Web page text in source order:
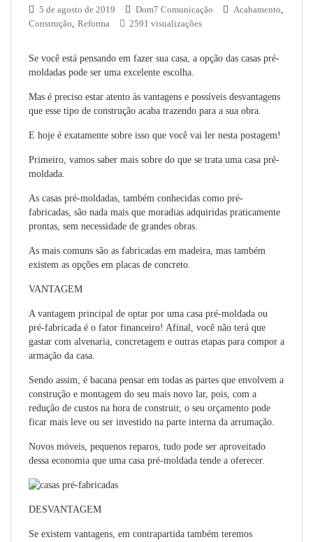
5 de agosto de 2019 Dom7 Comunicação Acabamento,
Construção, Reforma 2591 visualizações
Se você está pensando em fazer sua casa, a opção das casas pré-
moldadas pode ser uma excelente escolha.
Mas é preciso estar atento às vantagens e possíveis desvantagens
que esse tipo de construção acaba trazendo para a sua obra.
E hoje é exatamente sobre isso que você vai ler nesta postagem!
Primeiro, vamos saber mais sobre do que se trata uma casa pré-
moldada.
As casas pré-moldadas, também conhecidas como pré-
fabricadas, são nada mais que moradias adquiridas praticamente
prontas, sem necessidade de grandes obras.
As mais comuns são as fabricadas em madeira, mas também
existem as opções em placas de concreto.
VANTAGEM
A vantagem principal de optar por uma casa pré-moldada ou
pré-fabricada é o fator financeiro! Afinal, você não terá que
gastar com alvenaria, concretagem e outras etapas para compor a
armação da casa.
Sendo assim, é bacana pensar em todas as partes que envolvem a
construção e montagem do seu mais novo lar, pois, com a
redução de custos na hora de construir, o seu orçamento pode
ficar mais leve ou ser investido na parte interna da arrumação.
Novos móveis, pequenos reparos, tudo pode ser aproveitado
dessa economia que uma casa pré-moldada tende a oferecer.
DESVANTAGEM
Se existem vantagens, em contrapartida também teremos